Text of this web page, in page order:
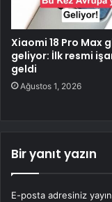
Xiaomi 18 Pro Max
geliyor: İlk resmi
geldi
Ağustos 1, 2026
Bir yanıt yazın
E-posta adresiniz